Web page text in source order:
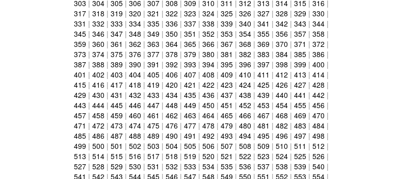
303 | 304| 305| 306| 307| 308 | 309| 310 | 311 | 312 | 313 | 314| 315| 316|
317| 318 | 319| 320 | 321 | 322 | 323 | 324| 325| 326| 327| 328 | 329| 330 |
331 | 332 | 333 | 334| 335| 336| 337| 338 | 339| 340 | 341 | 342 | 343 | 344|
345| 346| 347| 348 | 349| 350 | 351 | 352 | 353 | 354| 355| 356| 357| 358 |
359| 360 | 361 | 362 | 363 | 364| 365| 366| 367| 368 | 369| 370 | 371 | 372 |
373 | 374| 375| 376| 377| 378 | 379| 380 | 381 | 382 | 383 | 384| 385| 386|
387| 388 | 389| 390 | 391 | 392 | 393 | 394| 395| 396| 397| 398 | 399| 400 |
401 | 402 | 403 | 404| 405| 406| 407| 408 | 409| 410 | 411 | 412 | 413 | 414|
415| 416| 417| 418 | 419| 420 | 421 | 422 | 423 | 424| 425| 426| 427| 428 |
429| 430 | 431 | 432 | 433 | 434| 435| 436| 437| 438 | 439| 440 | 441 | 442 |
443 | 444| 445| 446| 447| 448 | 449| 450 | 451 | 452 | 453 | 454| 455| 456|
457| 458 | 459| 460 | 461 | 462 | 463 | 464| 465| 466| 467| 468 | 469| 470 |
471 | 472 | 473 | 474| 475| 476| 477| 478 | 479| 480 | 481 | 482 | 483 | 484|
485| 486| 487| 488 | 489| 490 | 491 | 492 | 493 | 494| 495| 496| 497| 498 |
499| 500 | 501 | 502 | 503 | 504| 505| 506| 507| 508 | 509| 510 | 511 | 512 |
513 | 514| 515| 516| 517| 518 | 519| 520 | 521 | 522 | 523 | 524| 525| 526|
527| 528 | 529| 530 | 531 | 532 | 533 | 534| 535| 536| 537| 538 | 539| 540 |
541 | 542 | 543 | 544| 545| 546| 547| 548 | 549| 550 | 551 | 552 | 553 | 554|